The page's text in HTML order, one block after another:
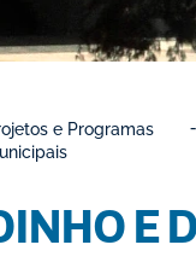
e Programas
E